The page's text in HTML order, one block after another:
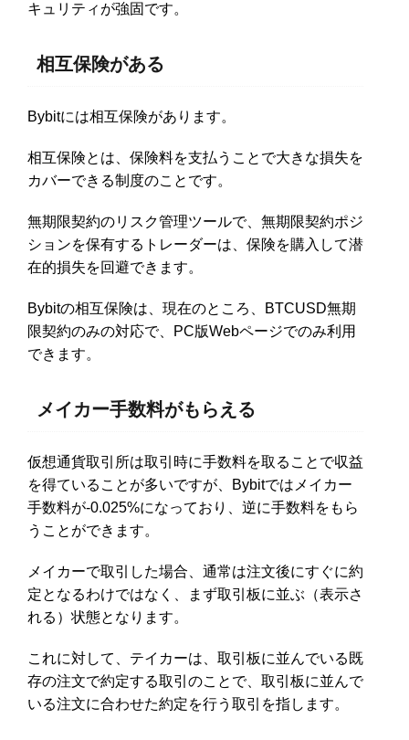
キュリティが強固です。
相互保険がある
Bybitには相互保険があります。
相互保険とは、保険料を支払うことで大きな損失を
カバーできる制度のことです。
無期限契約のリスク管理ツールで、無期限契約ポジ
ションを保有するトレーダーは、保険を購入して潜
在的損失を回避できます。
Bybitの相互保険は、現在のところ、BTCUSD無期
限契約のみの対応で、PC版Webページでのみ利用
できます。
メイカー手数料がもらえる
仮想通貨取引所は取引時に手数料を取ることで収益
を得ていることが多いですが、Bybitではメイカー
手数料が-0.025%になっており、逆に手数料をもら
うことができます。
メイカーで取引した場合、通常は注文後にすぐに約
定となるわけではなく、まず取引板に並ぶ（表示さ
れる）状態となります。
これに対して、テイカーは、取引板に並んでいる既
存の注文で約定する取引のことで、取引板に並んで
いる注文に合わせた約定を行う取引を指します。